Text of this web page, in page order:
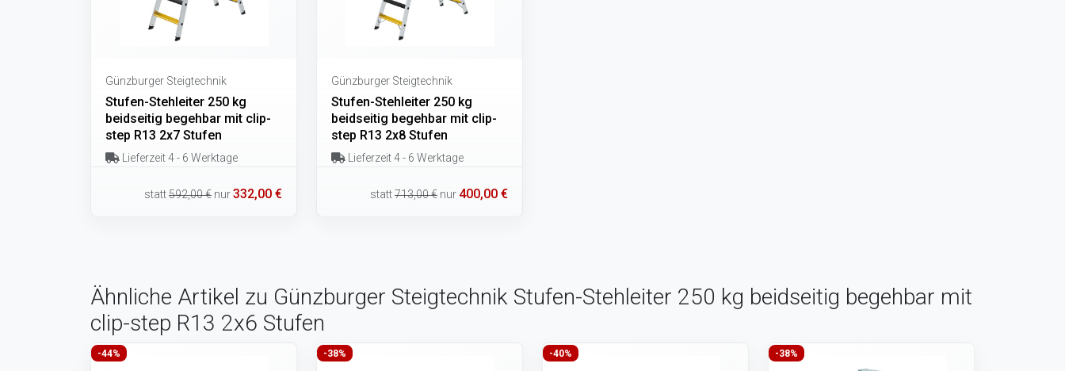
Günzburger Steigtechnik
Stufen-Stehleiter 250 kg
beidseitig begehbar mit clip-
step R13 2x7 Stufen
Lieferzeit 4 - 6 Werktage
statt592,00 € nur332,00 €
Günzburger Steigtechnik
Stufen-Stehleiter 250 kg
beidseitig begehbar mit clip-
step R13 2x8 Stufen
Lieferzeit 4 - 6 Werktage
statt713,00 € nur 400,00 €
Ähnliche Artikel zu Günzburger Steigtechnik Stufen-Stehleiter 250 kg beidseitig begehbar mit
clip-step R13 2x6 Stufen
-44% -38% -40% -38%